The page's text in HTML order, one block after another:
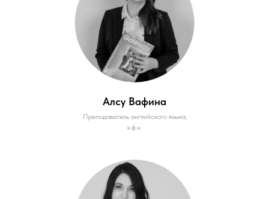
Алсу Вафина
Преподаватель английского языка,
к.ф.н.